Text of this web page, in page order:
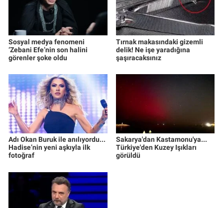
Sosyal medya fenomeni
‘Zebani Efe’nin son halini
görenler şoke oldu
Tırnak makasındaki gizemli
delik! Ne işe yaradığına
şaşıracaksınız
Adı Okan Buruk ile anılıyordu...
Hadise’nin yeni aşkıyla ilk
fotoğraf
Sakarya'dan Kastamonu'ya...
Türkiye'den Kuzey Işıkları
görüldü